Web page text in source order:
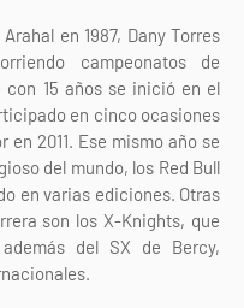
en 1987, Dany Torres
campeonatos de
con 15 años se inició en el
en cinco ocasiones
en 2011. Ese mismo año se
del mundo, los Red Bull
en varias ediciones. Otras
son los X-Knights, que
del SX de Bercy,